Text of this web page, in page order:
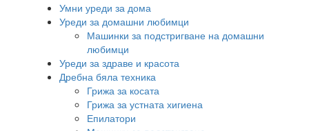
Умни уреди за дома
Уреди за домашни любимци
Машинки за подстригване на домашни
любимци
Уреди за здраве и красота
Дребна бяла техника
Грижа за косата
Грижа за устната хигиена
Епилатори